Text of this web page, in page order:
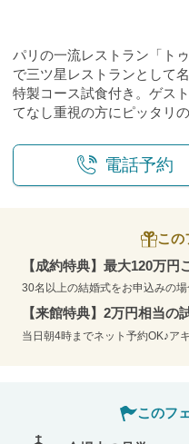
パリの一流レストラン「ト
で三ツ星レストランとして
特製コース試食付き。ゲス
てなし重視の方にピッタリ
電話予約
この
【成約特典】最大120万円
30名以上の結婚式をお申込みの
【来館特典】2万円相当の
当日朝4時までネット予約OK♪ア
このフ